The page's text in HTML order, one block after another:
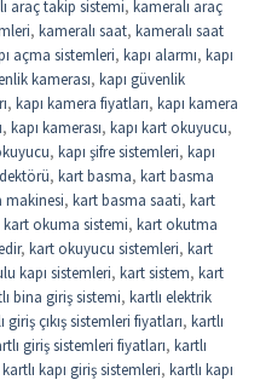
araç takip sistemi, kameralı araç
, kameralı saat, kameralı saat
açma sistemleri, kapı alarmı, kapı
kamerası, kapı güvenlik
, kapı kamera fiyatları, kapı kamera
, kapı kamerası, kapı kart okuyucu,
, kapı şifre sistemleri, kapı
, kart basma, kart basma
makinesi, kart basma saati, kart
kart okuma sistemi, kart okutma
, kart okuyucu sistemleri, kart
kapı sistemleri, kart sistem, kart
bina giriş sistemi, kartlı elektrik
giriş çıkış sistemleri fiyatları, kartlı
giriş sistemleri fiyatları, kartlı
kartlı kapı giriş sistemleri, kartlı kapı